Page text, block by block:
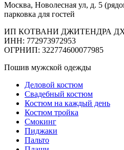
Москва, Новолесная ул, д. 5
парковка для гостей
ИП КОТВАНИ ДЖИТЕНДРА
ИНН: 772973972953
ОГРНИП: 322774600077985
Пошив мужской одежды
Деловой костюм
Свадебный костюм
Костюм на каждый день
Костюм тройка
Смокинг
Пиджаки
Пальто